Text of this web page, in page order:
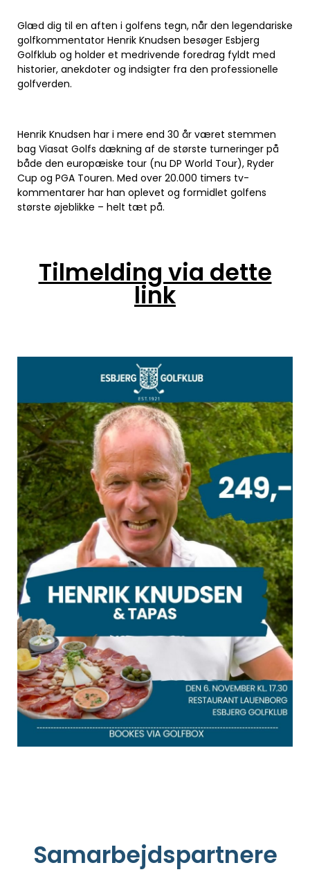
Glæd dig til en aften i golfens tegn, når den legendariske
golfkommentator Henrik Knudsen besøger Esbjerg
Golfklub og holder et medrivende foredrag fyldt med
historier, anekdoter og indsigter fra den professionelle
golfverden.
Henrik Knudsen har i mere end 30 år været stemmen
bag Viasat Golfs dækning af de største turneringer på
både den europæiske tour (nu DP World Tour), Ryder
Cup og PGA Touren. Med over 20.000 timers tv-
kommentarer har han oplevet og formidlet golfens
største øjeblikke – helt tæt på.
Tilmelding via dette
link
Samarbejdspartnere